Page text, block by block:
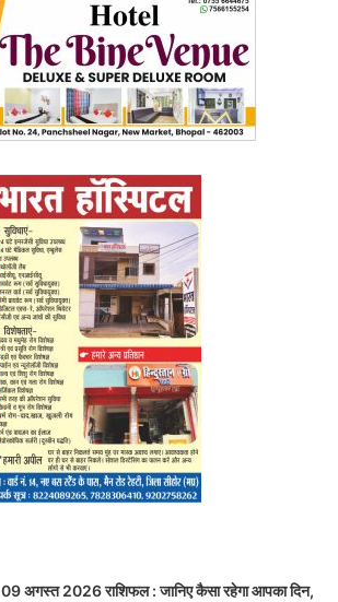
09 अगस्त 2026 राशिफल : जानिए कैसा रहेगा आपका दिन,